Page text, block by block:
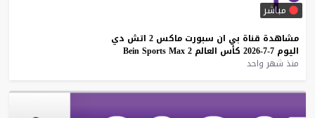
مباشر
مشاهدة قناة بي ان سبورت ماكس 2 اتش دي
اليوم 7-7-2026 كأس العالم Bein Sports Max 2
منذ شهر واحد